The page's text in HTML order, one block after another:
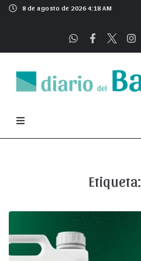
8 de agosto de 2026 4:18 AM
Etiqueta: